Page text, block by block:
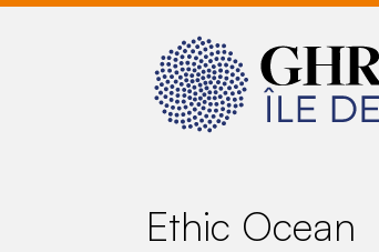
Ethic Ocean